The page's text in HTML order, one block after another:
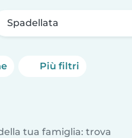
Spadellata
Più filtri
tua famiglia: trova